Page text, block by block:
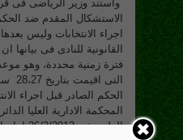
واستند وزير الرياضى
الاستشكال المقدم ضد
اجراء الانتخابات وليس
القانونية للنادى فى بيانها
فترة زمنية محددة، وهو
الحكم الصادر قبل اجراء
المحكمة الادارية العليا
الطعن فى 26/3/2013 امام الدائرة الرابعة .